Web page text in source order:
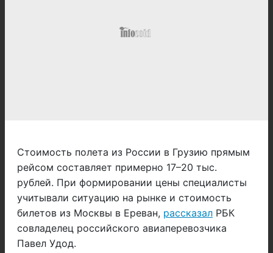
Стоимость полета из России в Грузию прямым
рейсом составляет примерно 17–20 тыс.
рублей. При формировании цены специалисты
учитывали ситуацию на рынке и стоимость
билетов из Москвы в Ереван, рассказал РБК
совладелец российского авиаперевозчика
Павел Удод.